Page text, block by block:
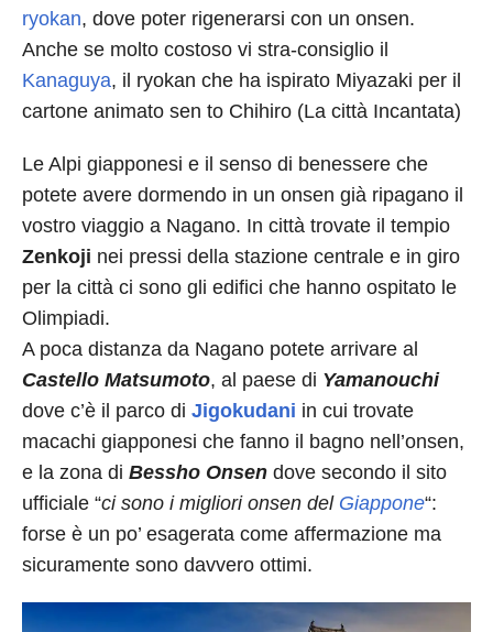
ryokan, dove poter rigenerarsi con un onsen.
Anche se molto costoso vi stra-consiglio il
Kanaguya, il ryokan che ha ispirato Miyazaki per il
cartone animato sen to Chihiro (La città Incantata)
Le Alpi giapponesi e il senso di benessere che
potete avere dormendo in un onsen già ripagano il
vostro viaggio a Nagano. In città trovate il tempio
Zenkoji nei pressi della stazione centrale e in giro
per la città ci sono gli edifici che hanno ospitato le
Olimpiadi.
A poca distanza da Nagano potete arrivare al
Castello Matsumoto, al paese di Yamanouchi
dove c’è il parco di Jigokudani in cui trovate
macachi giapponesi che fanno il bagno nell’onsen,
e la zona di Bessho Onsen dove secondo il sito
ufficiale “ci sono i migliori onsen del Giappone“:
forse è un po’ esagerata come affermazione ma
sicuramente sono davvero ottimi.